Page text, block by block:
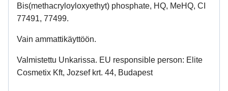
Bis(methacryloyloxyethyt) phosphate, HQ, MeHQ, CI
77491, 77499.
Vain ammattikäyttöön.
Valmistettu Unkarissa. EU responsible person: Elite
Cosmetix Kft, Jozsef krt. 44, Budapest